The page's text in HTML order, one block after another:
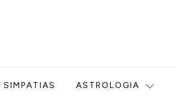
SIMPATIAS ASTROLOGIA